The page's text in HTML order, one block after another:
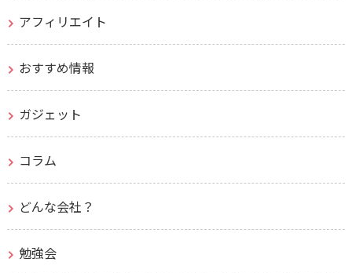
アフィリエイト
おすすめ情報
ガジェット
コラム
どんな会社？
勉強会